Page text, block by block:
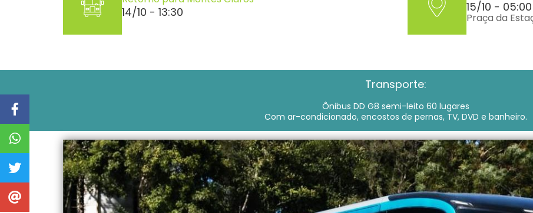
14/10 - 13:30 15/10 - 05:00
Praça da
Transporte:
Ônibus DD G8 semi-leito 60 lugares
Com ar-condicionado, encostos de pernas, TV, DVD e banheiro.